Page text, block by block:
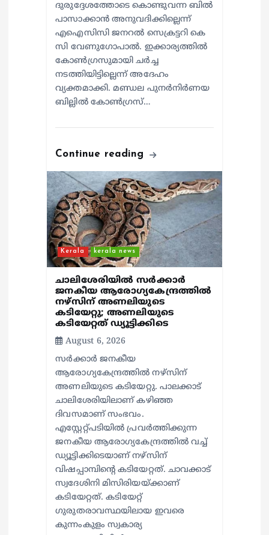
ദുരുദ്ദേശത്തോടെ കൊണ്ടുവന്ന ബിൽ
പാസാക്കാൻ അനുവദിക്കില്ലെന്ന്
എഐസിസി ജനറൽ സെക്രട്ടറി കെ
സി വേണുഗോപാൽ. ഇക്കാര്യത്തിൽ
കോൺഗ്രസുമായി ചർച്ച
നടത്തിയിട്ടില്ലെന്ന് അദേഹം
വ്യക്തമാക്കി. മണ്ഡല പുനർനിർണയ
ബില്ലിൽ കോൺഗ്രസ്…
Continue reading
Kerala kerala news
ചാലിശേരിയില്‍ സര്‍ക്കാര്‍
ജനകീയ ആരോഗ്യകേന്ദ്രത്തില്‍
നഴ്സിന് അണലിയുടെ
കടിയേറ്റു; അണലിയുടെ
കടിയേറ്റത് ഡ്യൂട്ടിക്കിടെ
August 6, 2026
സര്‍ക്കാര്‍ ജനകീയ
ആരോഗ്യകേന്ദ്രത്തില്‍ നഴ്സിന്
അണലിയുടെ കടിയേറ്റു. പാലക്കാട്
ചാലിശേരിയിലാണ് കഴിഞ്ഞ
ദിവസമാണ് സംഭവം.
എസ്റ്റേറ്റ്പടിയില്‍ പ്രവര്‍ത്തിക്കുന്ന
ജനകീയ ആരോഗ്യകേന്ദ്രത്തില്‍ വച്ച്
ഡ്യൂട്ടിക്കിടെയാണ് നഴ്സിന്
വിഷപ്പാമ്പിന്റെ കടിയേറ്റത്. ചാവക്കാട്
സ്വദേശിനി മിസിരിയയ്ക്കാണ്
കടിയേറ്റത്. കടിയേറ്റ്
ഗുരുതരാവസ്ഥയിലായ ഇവരെ
കുന്നംകുളം സ്വകാര്യ